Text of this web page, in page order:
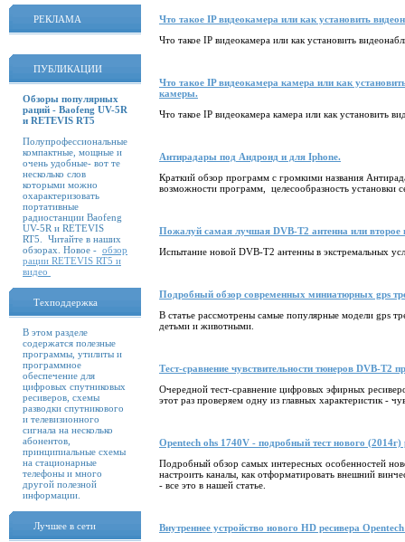
РЕКЛАМА
ПУБЛИКАЦИИ
Обзоры популярных
раций - Baofeng UV-5R
и RETEVIS RT5
Полупрофессиональные
компактные, мощные и
очень удобные- вот те
несколько слов
которыми можно
охарактеризовать
портативные
радиостанции Baofeng
UV-5R и RETEVIS
RT5. Читайте в наших
обзорах. Новое - обзор
рации RETEVIS RT5 и
видео
Техподдержка
В этом разделе
содержатся полезные
программы, утилиты и
программное
обеспечение для
цифровых спутниковых
ресиверов, схемы
разводки спутникового
и телевизионного
сигнала на несколько
абонентов,
принципиальные схемы
на стационарные
телефоны и много
другой полезной
информации.
Лучшее в сети
Что такое IP видеокамера или как установить
Что такое IP видеокамера или как установить
Что такое IP видеокамера камера или как
камеры.
Что такое IP видеокамера камера или как установить
Антирадары под Андроид и для Iphone.
Краткий обзор программ с громкими названия
возможности программ, целесообразность установки
Пожалуй самая лучшая DVB-T2 антенна или второе
Испытание новой DVB-T2 антенны в экстремальных
Подробный обзор современных миниатюрных gps
В статье рассмотрены самые популярные модели gps
детьми и животными.
Тест-сравнение чувствительности тюнеров DVB-
Очередной тест-сравнение цифровых эфирных
этот раз проверяем одну из главных характеристик -
Opentech ohs 1740V - подробный тест нового
Подробный обзор самых интересных особенностей
настроить каналы, как отформатировать внешний
- все это в нашей статье.
Внутреннее устройство нового HD ресивера